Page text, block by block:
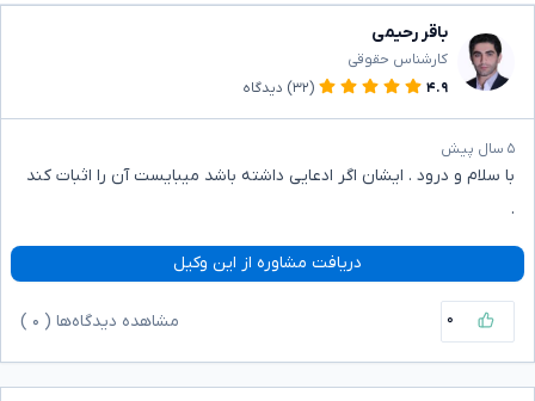
باقر رحیمی
کارشناس حقوقی
۴.۹
(۳۲) دیدگاه
۵ سال پیش
با سلام و درود . ایشان اگر ادعایی داشته باشد میبایست آن را اثبات کند
.
دریافت مشاوره از این وکیل
۰ مشاهده دیدگاه‌ها ( ۰